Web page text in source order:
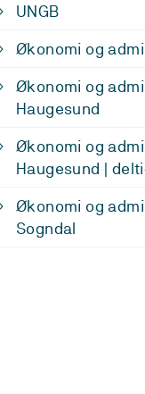
UNGB
Økonomi og
Økonomi og
Haugesund
Økonomi og
Haugesund |
Økonomi og
Sogndal